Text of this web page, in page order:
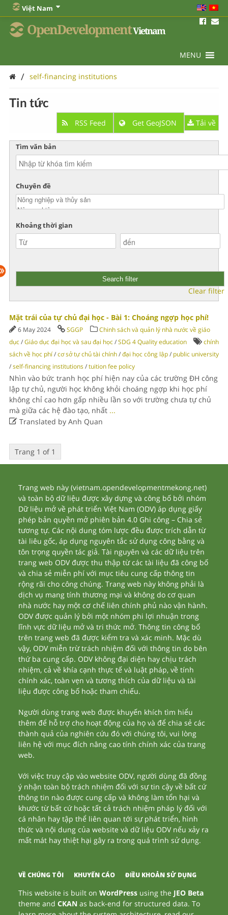
Việt Nam
OpenDevelopmentVietnam
MENU
/ self-financing institutions
Tin tức
RSS Feed Get GeoJSON Tải về
Tìm văn bản
Chuyên đề
Khoảng thời gian
Clear filter
Mặt trái của tự chủ đại học - Bài 1: Choáng ngợp học phí!
6 May 2024 SGGP
Chinh sách và quản lý nhà nước về giáo
dục/Giáo dục đại học và sau đại học/SDG 4 Quality education
chính
sách về học phí/cơ sở tự chủ tài chính/đại học công lập/ public university
/self-financing institutions/tuition fee policy
Nhìn vào bức tranh học phí hiện nay của các trường ĐH công
lập tự chủ, người học không khỏi choáng ngợp khi học phí
không chỉ cao hơn gấp nhiều lần so với trường chưa tự chủ
mà giữa các hệ đào tạo, nhất ...
Translated by Anh Quan
Trang 1 of 1
Trang web này (vietnam.opendevelopmentmekong.net)
và toàn bộ dữ liệu được xây dựng và công bố bởi nhóm
Dữ liệu mở về phát triển Việt Nam (ODV) áp dụng giấy
phép bản quyền mở phiên bản 4.0 Ghi công – Chia sẻ
tương tự. Các nội dung tóm lược đều được trích dẫn từ
tài liêu gốc, áp dụng nguyên tắc sử dụng công bằng và
tôn trọng quyền tác giả. Tài nguyên và các dữ liệu trên
trang web ODV được thu thập từ các tài liệu đã công bố
và chia sẻ miễn phí với mục tiêu cung cấp thông tin
rộng rãi cho công chúng. Trang web này không phải là
dịch vụ mang tính thương mại và không do cơ quan
nhà nước hay một cơ chế liên chính phủ nào vận hành.
ODV được quản lý bởi một nhóm phi lợi nhuận trong
lĩnh vực dữ liệu mở và tri thức mở. Thông tin công bố
trên trang web đã được kiểm tra và xác minh. Mặc dù
vậy, ODV miễn trừ trách nhiệm đối với thông tin do bên
thứ ba cung cấp. ODV không đại diện hay chịu trách
nhiệm, cả về khía cạnh thực tế và luật pháp, về tính
chính xác, toàn vẹn và tương thích của dữ liệu và tài
liệu được công bố hoặc tham chiếu.
Người dùng trang web được khuyến khích tìm hiểu
thêm để hỗ trợ cho hoạt động của họ và để chia sẻ các
thành quả của nghiên cứu đó với chúng tôi, vui lòng
liên hệ với mục đích nâng cao tính chính xác của trang
web.
Với việc truy cập vào website ODV, người dùng đã đồng
ý nhận toàn bộ trách nhiệm đối với sự tin cậy về bất cứ
thông tin nào được cung cấp và không làm tổn hại và
khước từ bất cứ hoặc tất cả trách nhiệm pháp lý đối với
cá nhân hay tập thể liên quan tới sự phát triển, hình
thức và nội dung của website và dữ liệu ODV nếu xảy ra
mất mát hay thiệt hại gây ra trong quá trình sử dụng.
VỀ CHÚNG TÔI KHUYẾN CÁO ĐIỀU KHOẢN SỬ DỤNG
This website is built onWordPress using the JEO Beta
theme andCKAN as back-end for structured data. To